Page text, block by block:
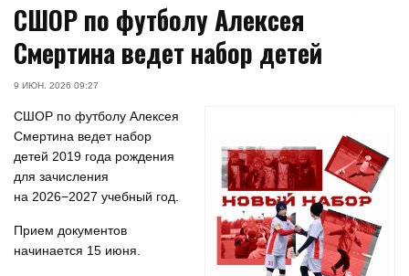
СШОР по футболу Алексея
Смертина ведет набор детей
9 ИЮН. 2026 09:27
СШОР по футболу Алексея
Смертина ведет набор
детей 2019 года рождения
для зачисления
на 2026−2027 учебный год.
Прием документов
начинается 15 июня.